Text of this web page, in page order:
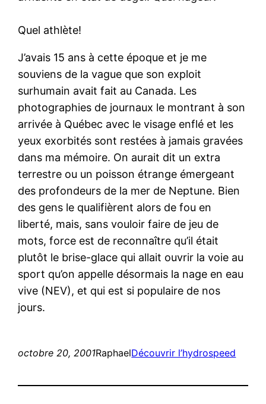
Quel athlète!
J’avais 15 ans à cette époque et je me
souviens de la vague que son exploit
surhumain avait fait au Canada. Les
photographies de journaux le montrant à son
arrivée à Québec avec le visage enflé et les
yeux exorbités sont restées à jamais gravées
dans ma mémoire. On aurait dit un extra
terrestre ou un poisson étrange émergeant
des profondeurs de la mer de Neptune. Bien
des gens le qualifièrent alors de fou en
liberté, mais, sans vouloir faire de jeu de
mots, force est de reconnaître qu’il était
plutôt le brise-glace qui allait ouvrir la voie au
sport qu’on appelle désormais la nage en eau
vive (NEV), et qui est si populaire de nos
jours.
octobre 20, 2001RaphaelDécouvrir l’hydrospeed